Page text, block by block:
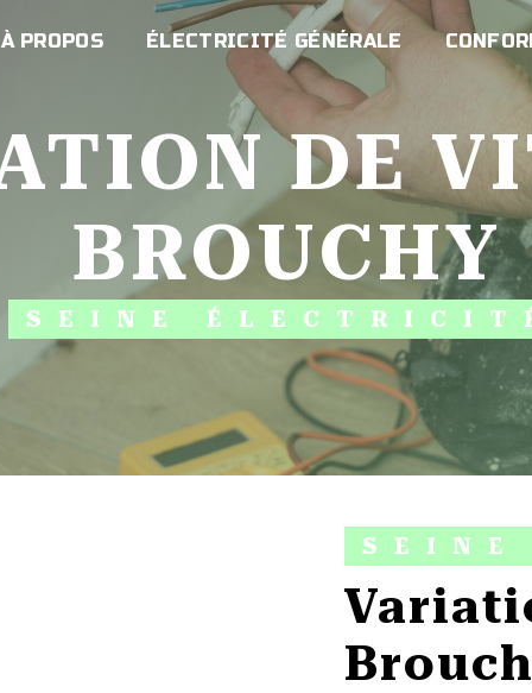
À PROPOS ÉLECTRICITÉ GÉNÉRALE
BROUCHY
SEINE
SEINE
variation de vitesse à